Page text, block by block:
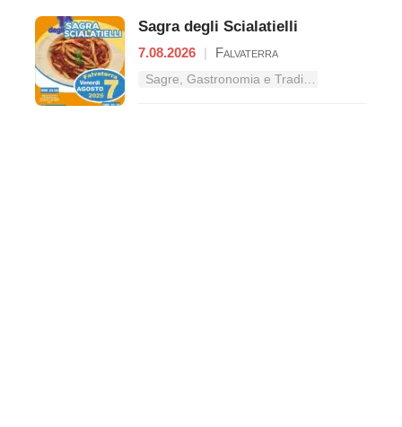
Sagra degli Scialatielli
7.08.2026 | Falvaterra